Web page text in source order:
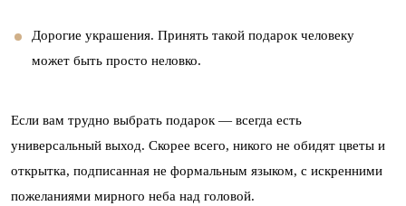
Дорогие украшения. Принять такой подарок человеку
может быть просто неловко.
Если вам трудно выбрать подарок — всегда есть
универсальный выход. Скорее всего, никого не обидят цветы и
открытка, подписанная не формальным языком, с искренними
пожеланиями мирного неба над головой.